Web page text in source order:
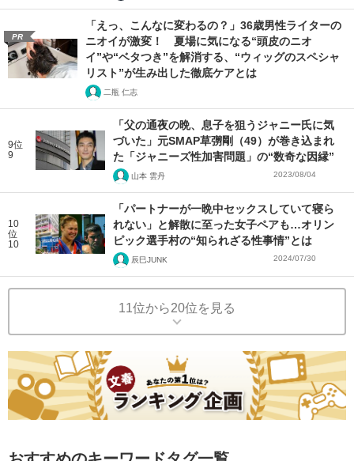
PR
「えっ、こんなに変わるの？」36歳男性ライターの
ニオイが激変！ 夏場に気になる“頭皮のニオ
イ”や“ベタつき”を解消する、“ウィッグのスペシャ
リスト”が生み出した徹底ケアとは
二瓶 仁志
9位
9
「父の通夜の晩、息子を狙うジャニー氏に気
づいた」元SMAP草彅剛（49）が巻き込まれ
た「ジャニーズ性加害問題」の“数奇な因縁”
山本 雲丹 2023/08/04
10
位
10
「パートナーが一晩中セックスしていて寝ら
れない」と解散に至った女子ペアも…オリン
ピック選手村の“知られざる性事情”とは
辰巳JUNK 2024/07/30
11位から20位を見る